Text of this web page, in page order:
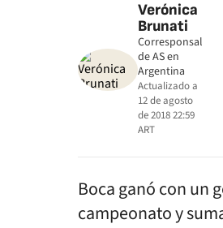
Verónica
Brunati
Corresponsal
de AS en
Argentina
Actualizado a
12 de agosto
de 2018 22:59
ART
Boca ganó con un
campeonato y